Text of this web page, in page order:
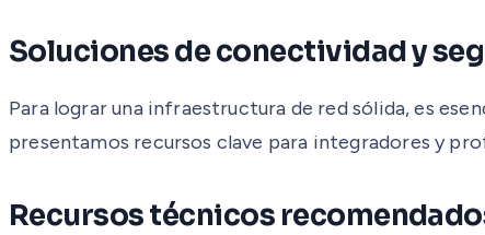
Soluciones de conectividad y
Para lograr una infraestructura de red sólida, es
presentamos recursos clave para integradores y
Recursos técnicos